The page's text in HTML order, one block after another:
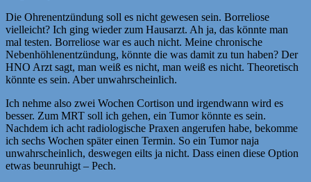
Die Ohrenentzündung soll es nicht gewesen sein. Borreliose
vielleicht? Ich ging wieder zum Hausarzt. Ah ja, das könnte man
mal testen. Borreliose war es auch nicht. Meine chronische
Nebenhöhlenentzündung, könnte die was damit zu tun haben? Der
HNO Arzt sagt, man weiß es nicht, man weiß es nicht. Theoretisch
könnte es sein. Aber unwahrscheinlich.
Ich nehme also zwei Wochen Cortison und irgendwann wird es
besser. Zum MRT soll ich gehen, ein Tumor könnte es sein.
Nachdem ich acht radiologische Praxen angerufen habe, bekomme
ich sechs Wochen später einen Termin. So ein Tumor naja
unwahrscheinlich, deswegen eilts ja nicht. Dass einen diese Option
etwas beunruhigt – Pech.